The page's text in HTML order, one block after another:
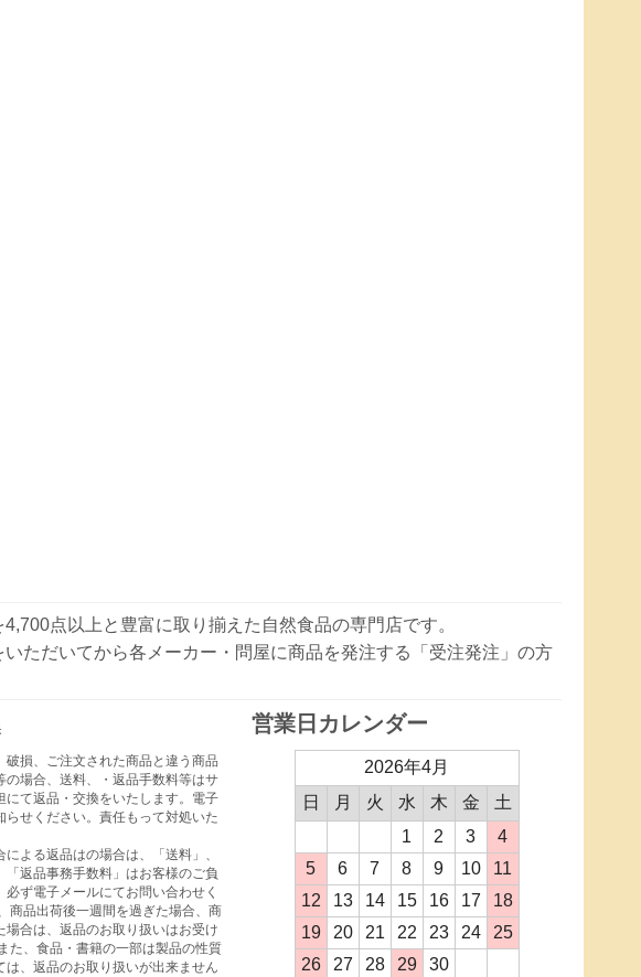
点以上と豊富に取り揃えた自然食品の専門店です。
ただいてから各メーカー・問屋に商品を発注する「受注発注」の方
破損、ご注文された商品と違う商品
の場合、送料、・返品手数料等はサ
にて返品・交換をいたします。電子
らせください。責任もって対処いた
による返品はの場合は、「送料」、
「返品事務手数料」はお客様のご負
必ず電子メールにてお問い合わせく
商品出荷後一週間を過ぎた場合、商
場合は、返品のお取り扱いはお受け
た、食品・書籍の一部は製品の性質
は、返品のお取り扱いが出来ません
営業日カレンダー
2026年4月
日
月 火 水 木 金
土
1
2 3
4
5
6 7 8 9 10
11
12
13 14 15 16 17
18
19
20 21 22 23 24
25
26
27 28 29 30